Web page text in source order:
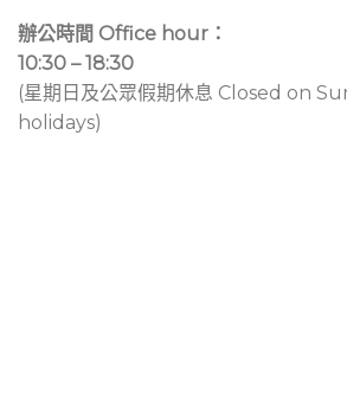
辦公時間 Office hour：
10:30 – 18:30
(星期日及公眾假期休息 Closed on
holidays)